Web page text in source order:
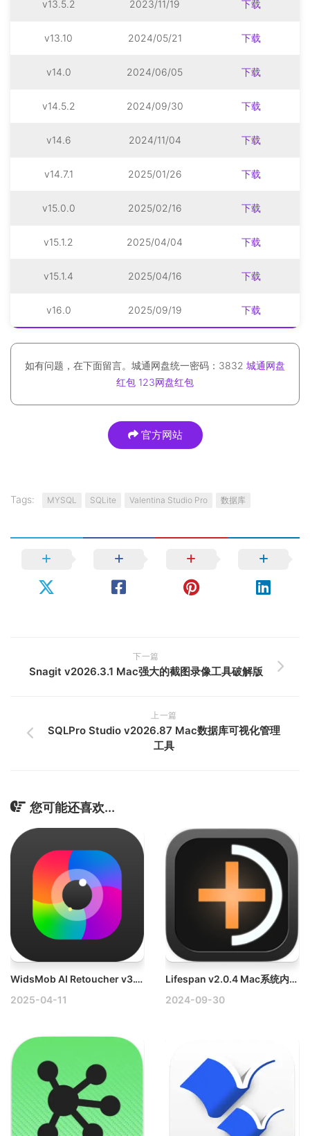
v13.5.2 2023/11/19 下载
v13.10 2024/05/21 下载
v14.0 2024/06/05 下载
v14.5.2 2024/09/30 下载
v14.6 2024/11/04 下载
v14.7.1 2025/01/26 下载
v15.0.0 2025/02/16 下载
v15.1.2 2025/04/04 下载
v15.1.4 2025/04/16 下载
v16.0 2025/09/19 下载
如有问题，在下面留言。城通网盘统一密码：3832 城通网盘
红包 123网盘红包
官方网站
Tags: MYSQL SQLite Valentina Studio Pro 数据库
下一篇
Snagit v2026.3.1 Mac强大的截图录像工具破解版
上一篇
SQLPro Studio v2026.87 Mac数据库可视化管理
工具
您可能还喜欢...
WidsMob AI Retoucher v3.18 Mac AI照片编辑工具破解版下载
2025-04-11
Lifespan v2.0.4 Mac系统内存测试工具
2024-09-30